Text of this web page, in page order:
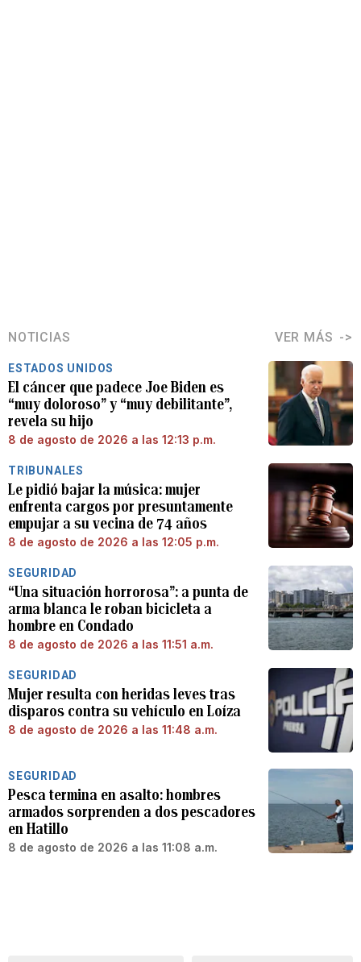
NOTICIAS VER MÁS
ESTADOS UNIDOS
El cáncer que padece Joe Biden es
“muy doloroso” y “muy debilitante”,
revela su hijo
8 de agosto de 2026 a las 12:13 p.m.
TRIBUNALES
Le pidió bajar la música: mujer
enfrenta cargos por presuntamente
empujar a su vecina de 74 años
8 de agosto de 2026 a las 12:05 p.m.
SEGURIDAD
“Una situación horrorosa”: a punta de
arma blanca le roban bicicleta a
hombre en Condado
8 de agosto de 2026 a las 11:51 a.m.
SEGURIDAD
Mujer resulta con heridas leves tras
disparos contra su vehículo en Loíza
8 de agosto de 2026 a las 11:48 a.m.
SEGURIDAD
Pesca termina en asalto: hombres
armados sorprenden a dos pescadores
en Hatillo
8 de agosto de 2026 a las 11:08 a.m.